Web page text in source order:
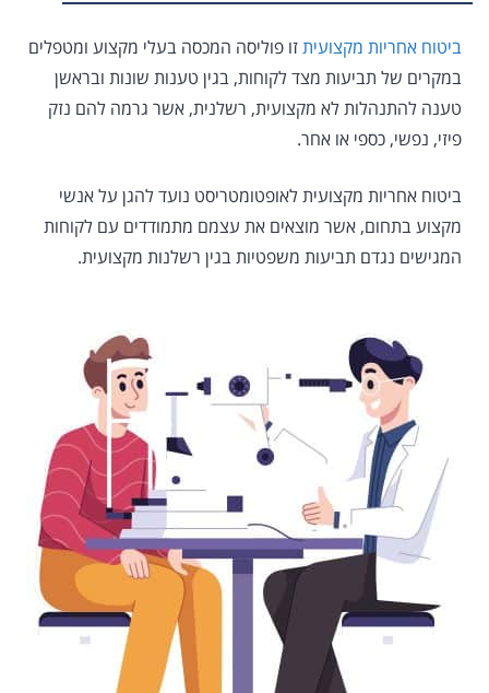
ביטוח אחריות מקצועיתזו פוליסה המכסה בעלי מקצוע ומטפלים
במקרים של תביעות מצד לקוחות, בגין טענות שונות ובראשן
טענה להתנהלות לא מקצועית, רשלנית, אשר גרמה להם נזק
פיזי, נפשי, כספי או אחר.
ביטוח אחריות מקצועית לאופטומטריסט נועד להגן על אנשי
מקצוע בתחום, אשר מוצאים את עצמם מתמודדים עם לקוחות
המגישים נגדם תביעות משפטיות בגין רשלנות מקצועית.